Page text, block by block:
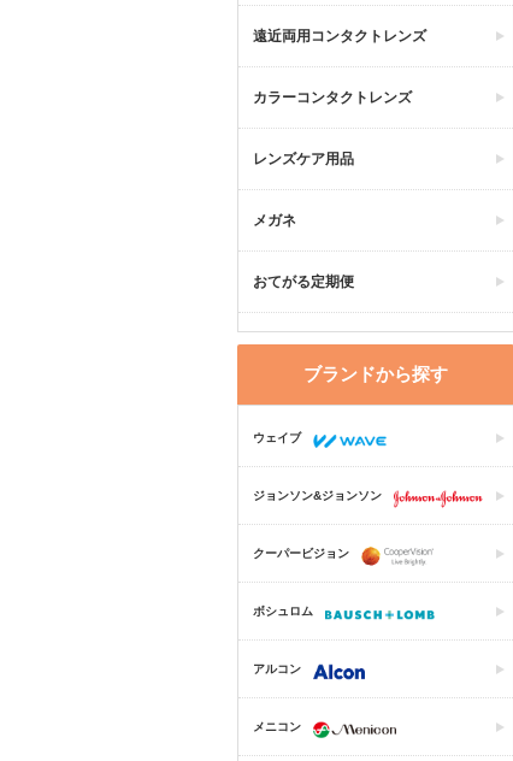
遠近両用コンタクトレンズ
カラーコンタクトレンズ
レンズケア用品
メガネ
おてがる定期便
ブランドから探す
ウェイブ
ジョンソン&ジョンソン
クーパービジョン
ボシュロム
アルコン
メニコン